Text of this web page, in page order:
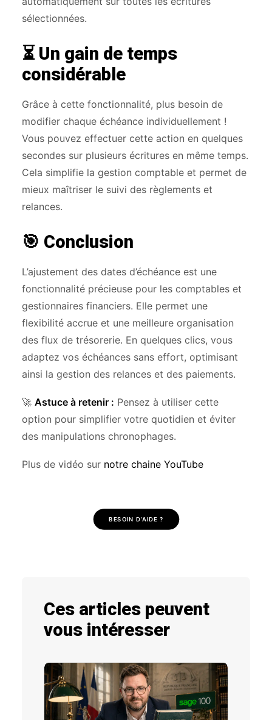
sélectionnées.
⏳ Un gain de temps
considérable
Grâce à cette fonctionnalité, plus besoin de
modifier chaque échéance individuellement !
Vous pouvez effectuer cette action en quelques
secondes sur plusieurs écritures en même temps.
Cela simplifie la gestion comptable et permet de
mieux maîtriser le suivi des règlements et
relances.
🎯 Conclusion
L’ajustement des dates d’échéance est une
fonctionnalité précieuse pour les comptables et
gestionnaires financiers. Elle permet une
flexibilité accrue et une meilleure organisation
des flux de trésorerie. En quelques clics, vous
adaptez vos échéances sans effort, optimisant
ainsi la gestion des relances et des paiements.
🚀 Astuce à retenir : Pensez à utiliser cette
option pour simplifier votre quotidien et éviter
des manipulations chronophages.
Plus de vidéo sur notre chaine YouTube
BESOIN D’AIDE ?
Ces articles peuvent
vous intéresser